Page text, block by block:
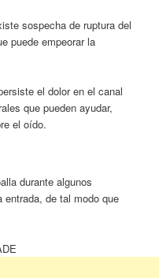
sospecha de ruptura del
puede empeorar la
el dolor en el canal
que pueden ayudar,
el oído.
durante algunos
de tal modo que